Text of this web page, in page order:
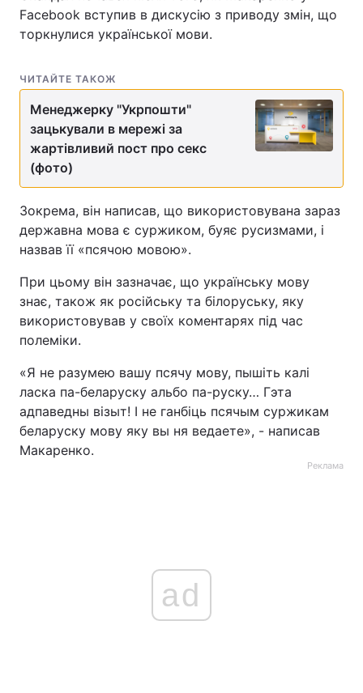
Facebook вступив в дискусію з приводу змін, що
торкнулися української мови.
ЧИТАЙТЕ ТАКОЖ
Менеджерку "Укрпошти"
зацькували в мережі за
жартівливий пост про секс
(фото)
Зокрема, він написав, що використовувана зараз
державна мова є суржиком, буяє русизмами, і
назвав її «псячою мовою».
При цьому він зазначає, що українську мову
знає, також як російську та білоруську, яку
використовував у своїх коментарях під час
полеміки.
«Я не разумею вашу псячу мову, пышіть калі
ласка па-беларуску альбо па-руску… Гэта
адпаведны візыт! І не ганбіць псячым суржикам
беларуску мову яку вы ня ведаете», - написав
Макаренко.
Реклама
ad